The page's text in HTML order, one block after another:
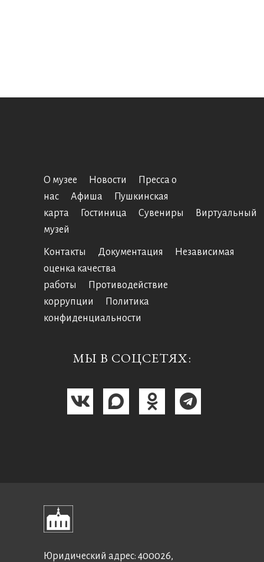
О музее Новости
Пресса о
нас
Афиша
Пушкинская
карта
Гостиница Сувениры
Виртуальный
музей
Контакты Документация
Независимая
оценка качества
работы
Противодействие
коррупции
Политика
конфиденциальности
МЫ В СОЦСЕТЯХ:
Юридический адрес: 400026,